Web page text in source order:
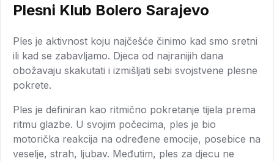
Plesni Klub Bolero Sarajevo
Ples je aktivnost koju najčešće činimo kad smo sretni
ili kad se zabavljamo. Djeca od najranijih dana
obožavaju skakutati i izmišljati sebi svojstvene plesne
pokrete.
Ples je definiran kao ritmično pokretanje tijela prema
ritmu glazbe. U svojim počecima, ples je bio
motorička reakcija na određene emocije, posebice na
veselje, strah, ljubav. Međutim, ples za djecu ne